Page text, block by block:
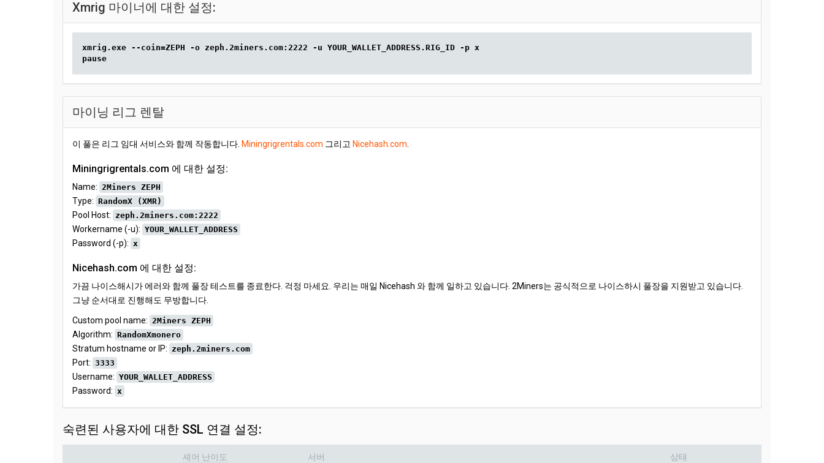
Xmrig 마이너에 대한 설정:
xmrig.exe --coin=ZEPH -o zeph.2miners.com:2222 -u YOUR_WALLET_ADDRESS.RIG_ID -p x
pause
마이닝 리그 렌탈
이 풀은 리그 임대 서비스와 함께 작동합니다. Miningrigrentals.com 그리고 Nicehash.com
Miningrigrentals.com 에 대한 설정:
Name: 2Miners ZEPH
Type: RandomX (XMR)
Pool Host: zeph.2miners.com:2222
Workername (-u): YOUR_WALLET_ADDRESS
Password (-p): x
Nicehash.com 에 대한 설정:
가끔 나이스해시가 에러와 함께 풀장 테스트를 종료한다. 걱정 마세요. 우리는 매일 Nicehash 와 함께 일하고 있습니다. 2Miners는 공식적으로 나이스하시 풀장을 지원받고 있습니다.
그냥 순서대로 진행해도 무방합니다.
Custom pool name: 2Miners ZEPH
Algorithm: RandomXmonero
Stratum hostname or IP: zeph.2miners.com
Port: 3333
Username: YOUR_WALLET_ADDRESS
Password: x
숙련된 사용자에 대한 SSL 연결 설정:
셰어 난이도 서버 상태